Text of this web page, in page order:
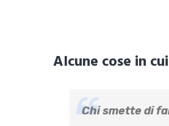
Alcune cose in
Chi smette di